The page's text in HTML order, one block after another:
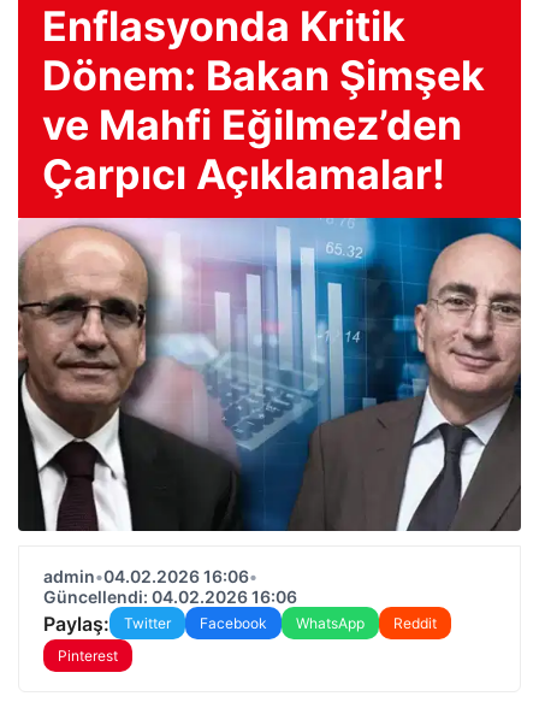
Enflasyonda Kritik
Dönem: Bakan Şimşek
ve Mahfi Eğilmez’den
Çarpıcı Açıklamalar!
admin•04.02.2026 16:06•
Güncellendi: 04.02.2026 16:06
Paylaş: Twitter Facebook WhatsApp
Reddit
Pinterest